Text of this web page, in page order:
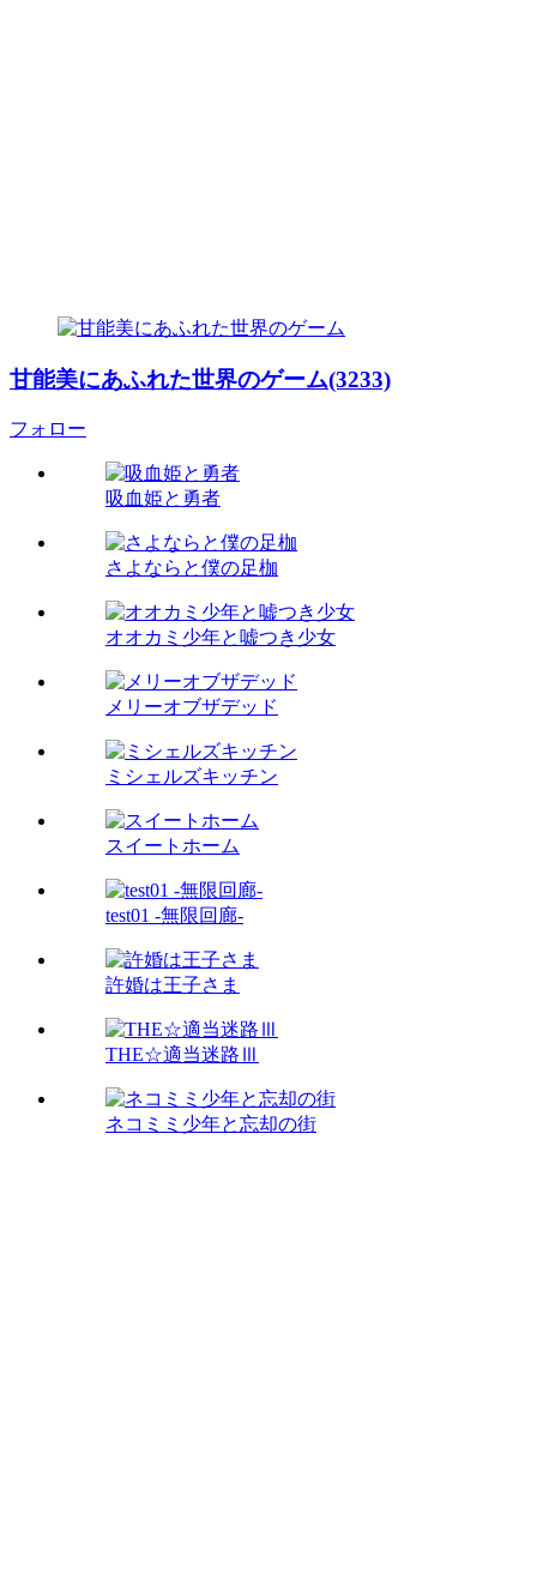
甘能美にあふれた世界のゲーム(3233)
フォロー
吸血姫と勇者
さよならと僕の足枷
オオカミ少年と嘘つき少女
メリーオブザデッド
ミシェルズキッチン
スイートホーム
test01 -無限回廊-
許婚は王子さま
THE☆適当迷路Ⅲ
ネコミミ少年と忘却の街